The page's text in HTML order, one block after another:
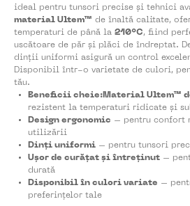
ideal pentru tunsori precise și tehnici
material Ultem™ de înaltă calitate,
temperaturi de până la 210°C, fiind
uscătoare de păr și plăci de îndreptat.
dinții uniformi asigură un control
Disponibil într-o varietate de culori,
tău.
Beneficii cheie:Material Ultem™
rezistent la temperaturi ridicate și
Design ergonomic – pentru confort
utilizării
Dinți uniformi – pentru tunsori
Ușor de curățat și întreținut –
durată
Disponibil în culori variate –
preferințelor tale